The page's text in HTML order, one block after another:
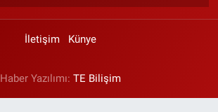
İletişim Künye
Haber Yazılımı: TE Bilişim